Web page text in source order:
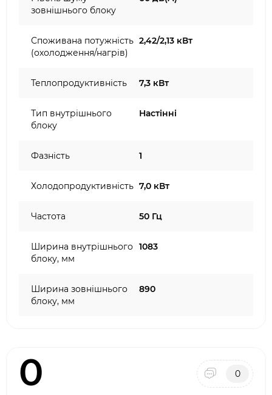
зовнішнього блоку
Споживана потужність
(охолодження/нагрів)
2,42/2,13 кВт
Теплопродуктивність 7,3 кВт
Тип внутрішнього
блоку
Настінні
Фазність 1
Холодопродуктивність 7,0 кВт
Частота 50 Гц
Ширина внутрішнього
блоку, мм
1083
Ширина зовнішнього
блоку, мм
890
0 0